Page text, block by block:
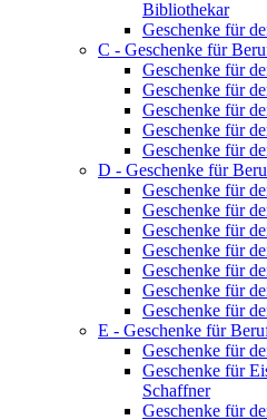
Bibliothekar
Geschenke für
C - Geschenke für
Geschenke für
Geschenke für
Geschenke für
Geschenke für
Geschenke für
D - Geschenke für
Geschenke für
Geschenke für
Geschenke für
Geschenke für
Geschenke für
Geschenke für
Geschenke für
E - Geschenke für
Geschenke für
Geschenke für
Schaffner
Geschenke für